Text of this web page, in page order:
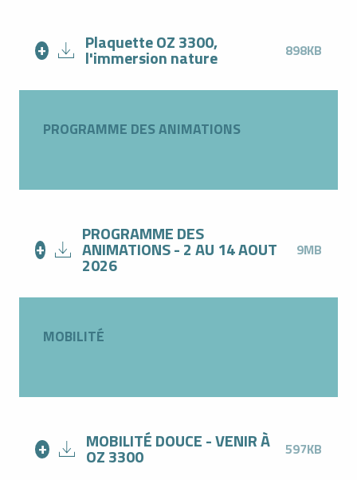
Plaquette OZ 3300,
l'immersion nature 898KB
PROGRAMME DES ANIMATIONS
PROGRAMME DES
ANIMATIONS - 2 AU 14 AOUT
2026
9MB
MOBILITÉ
MOBILITÉ DOUCE - VENIR À
OZ 3300 597KB